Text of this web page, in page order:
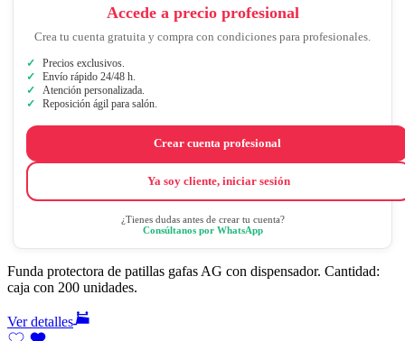
Accede a precio profesional
Crea tu cuenta gratuita y compra con condiciones para profesionales.
Precios exclusivos.
Envío rápido 24/48 h.
Atención personalizada.
Reposición ágil para salón.
Crear cuenta profesional
Ya soy cliente, iniciar sesión
¿Tienes dudas antes de crear tu cuenta?
Consúltanos por WhatsApp
Funda protectora de patillas gafas AG con dispensador. Cantidad:
caja con 200 unidades.
Ver detalles